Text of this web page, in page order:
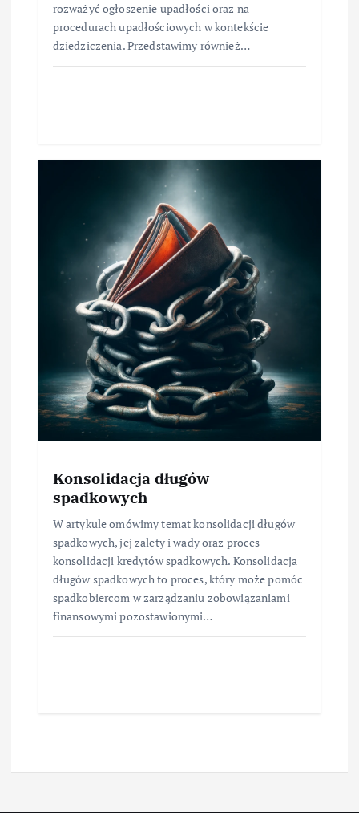
rozważyć ogłoszenie upadłości oraz na
procedurach upadłościowych w kontekście
dziedziczenia. Przedstawimy również…
Konsolidacja długów
spadkowych
W artykule omówimy temat konsolidacji długów
spadkowych, jej zalety i wady oraz proces
konsolidacji kredytów spadkowych. Konsolidacja
długów spadkowych to proces, który może pomóc
spadkobiercom w zarządzaniu zobowiązaniami
finansowymi pozostawionymi…